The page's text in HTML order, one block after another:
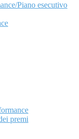
Piano esecutivo
premi